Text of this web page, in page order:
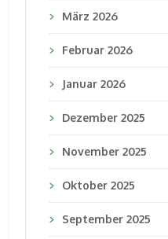
März 2026
Februar 2026
Januar 2026
Dezember 2025
November 2025
Oktober 2025
September 2025